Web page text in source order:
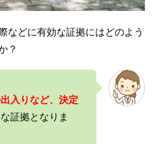
などに有効な証拠にはどのよう
？
入りなど、決定
証拠となりま